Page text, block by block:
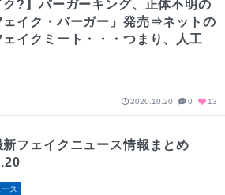
ク?】バーガーキング、正体不明の
ェイク・バーガー」発売⇒ネットの
ェイクミート・・・つまり、人工
2020.10.20 0 13
新フェイクニュース情報まとめ
ス